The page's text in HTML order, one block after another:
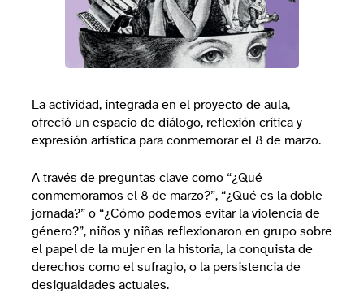
La actividad, integrada en el proyecto de aula,
ofreció un espacio de diálogo, reflexión crítica y
expresión artística para conmemorar el 8 de marzo.
A través de preguntas clave como “¿Qué
conmemoramos el 8 de marzo?”, “¿Qué es la doble
jornada?” o “¿Cómo podemos evitar la violencia de
género?”, niños y niñas reflexionaron en grupo sobre
el papel de la mujer en la historia, la conquista de
derechos como el sufragio, o la persistencia de
desigualdades actuales.